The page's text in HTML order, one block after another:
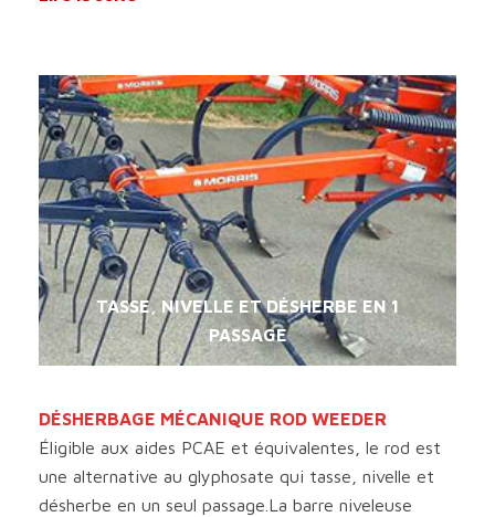
TASSE, NIVELLE ET DÉSHERBE EN 1
PASSAGE
DÉSHERBAGE MÉCANIQUE ROD WEEDER
Éligible aux aides PCAE et équivalentes, le rod est
une alternative au glyphosate qui tasse, nivelle et
désherbe en un seul passage.La barre niveleuse